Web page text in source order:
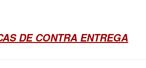
DE CONTRA ENTREGA